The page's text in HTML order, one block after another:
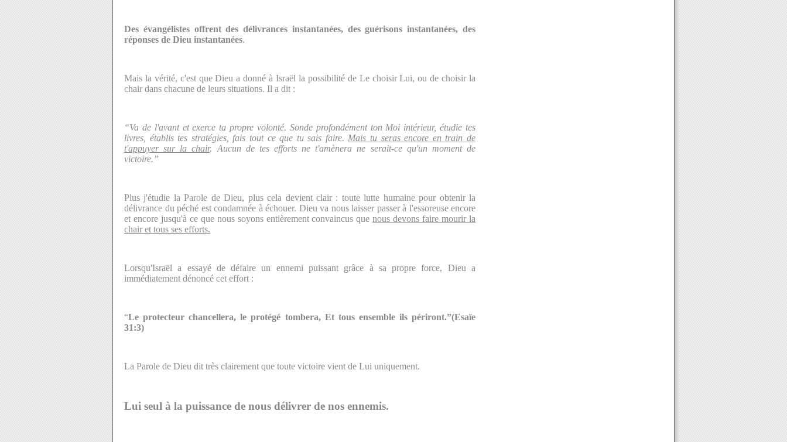
Des évangélistes offrent des délivrances instantanées, des guérisons instantanées, des
réponses de Dieu instantanées.
Mais la vérité, c'est que Dieu a donné à Israël la possibilité de Le choisir Lui, ou de choisir la
chair dans chacune de leurs situations. Il a dit :
“Va de l'avant et exerce ta propre volonté. Sonde profondément ton Moi intérieur, étudie tes
livres, établis tes stratégies, fais tout ce que tu sais faire. Mais tu seras encore en train de
t'appuyer sur la chair. Aucun de tes efforts ne t'amènera ne serait-ce qu'un moment de
victoire.”
Plus j'étudie la Parole de Dieu, plus cela devient clair : toute lutte humaine pour obtenir la
délivrance du péché est condamnée à échouer. Dieu va nous laisser passer à l'essoreuse encore
et encore jusqu'à ce que nous soyons entièrement convaincus quenous devons faire mourir la
chair et tous ses efforts.
Lorsqu'Israël a essayé de défaire un ennemi puissant grâce à sa propre force, Dieu a
immédiatement dénoncé cet effort :
“Le protecteur chancellera, le protégé tombera, Et tous ensemble ils périront.”(Esaïe
31:3)
La Parole de Dieu dit très clairement que toute victoire vient de Lui uniquement.
Lui seul à la puissance de nous délivrer de nos ennemis.